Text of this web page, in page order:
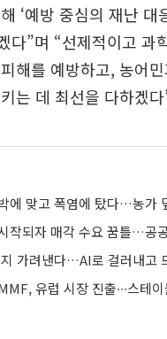
‘예방 중심의 재난 대
다”며 “선제적이고 과
해를 예방하고, 농어
는 데 최선을 다하겠
유럽 시장 진출∙∙∙스테